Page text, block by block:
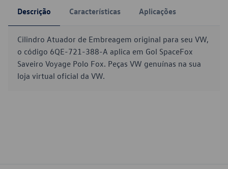
Descrição Características Aplicações
Cilindro Atuador de Embreagem original para seu VW,
o código 6QE-721-388-A aplica em Gol SpaceFox
Saveiro Voyage Polo Fox. Peças VW genuínas na sua
loja virtual oficial da VW.